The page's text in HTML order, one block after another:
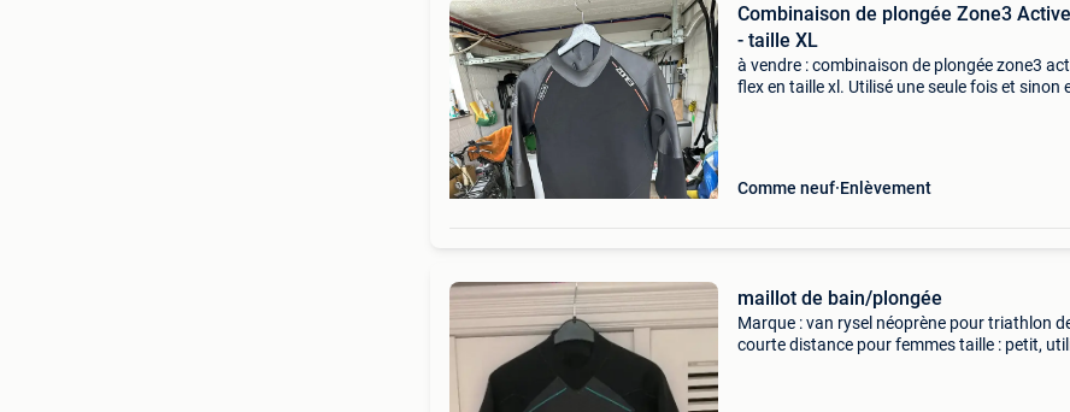
Combinaison de plongée Zone3
- taille XL
à vendre : combinaison de plongée zone3
flex en taille xl. Utilisé une seule fois et sinon
Comme neuf Enlèvement
maillot de bain/plongée
Marque : van rysel néoprène pour triathlon
courte distance pour femmes taille : petit,